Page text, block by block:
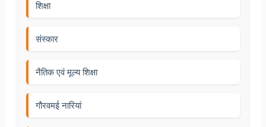
शिक्षा
संस्कार
नैतिक एवं मूल्य शिक्षा
गौरवमई नारियां